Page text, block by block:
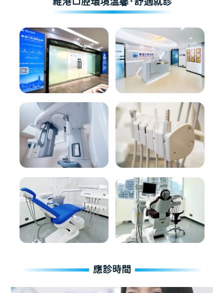
應診時間